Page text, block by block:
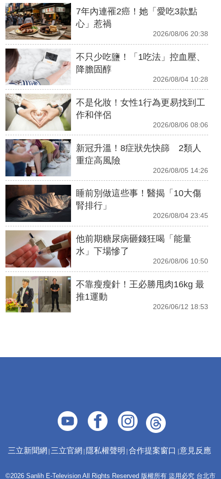
7年內連罹2癌！她「愛吃3款點
心」惹禍
2026/08/06 20:38
不只少吃鹽！「1吃法」控血壓、
降膽固醇
2026/08/04 10:28
不是化妝！女性1行為更易找到工
作和伴侶
2026/08/06 08:06
新冠升溫！8症狀先快篩 2類人
重症高風險
2026/08/05 14:26
睡前別做這些事！醫揭「10大傷
腎排行」
2026/08/04 23:45
他前期糖尿病砸錢狂喝「能量
水」下場慘了
2026/08/06 10:50
不靠瘦瘦針！王必勝甩肉16kg 最
推1運動
2026/06/12 18:53
三立新聞網 三立官網 隱私權聲明 合作提案窗口 意見反應
©2026 Sanlih E-Television All Rights Reserved 版權所有 盜用必究 台北市